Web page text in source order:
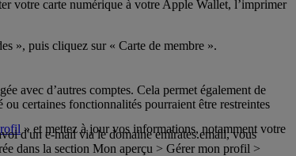
votre carte numérique à votre Apple Wallet, l’imprimer
», puis cliquez sur « Carte de membre ».
» et mettez à jour vos informations, notamment votre
avec d’autres comptes. Cela permet également de
certaines fonctionnalités pourraient être restreintes
d'un e-mail via le domaine emirates.email, vous
dans la section Mon aperçu > Gérer mon profil >